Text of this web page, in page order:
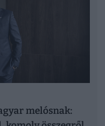
melósnak: